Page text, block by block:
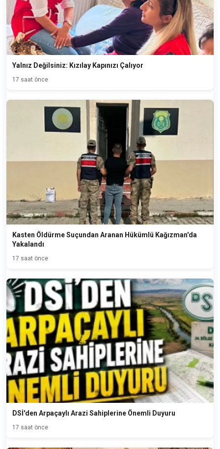
Yalnız Değilsiniz: Kızılay Kapınızı Çalıyor
17 saat önce
Kasten Öldürme Suçundan Aranan Hükümlü Kağızman'da
Yakalandı
17 saat önce
DSİ'den Arpaçaylı Arazi Sahiplerine Önemli Duyuru
17 saat önce